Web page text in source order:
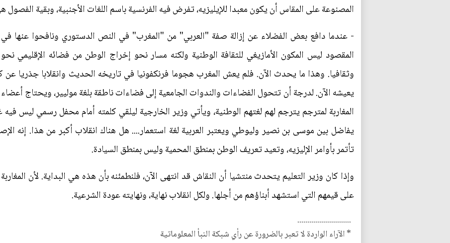
المصنوعة على المقاس أن يكون معبدا للإيليزيه، تفرض فيه الفرنسية باسم اللغات الأجنبية، وبقية
- عندما دافع بعض الفضلاء عن إزالة صفة "العربي" من "المغرب" في النص الدستوري ونافحوا عنها في
المقصود ليس المكون الأمازيغي للثقافة الوطنية ولكنه مسار نحو إخراج الوطن من فضائه الإقليمي
وثقافيا. وهذا ما يحدث الآن. فلم يعش المغرب هجوما فرنكفونيا في تاريخه الحديث وانقلابا جذريا عن
يعيشه الآن. لدرجة أن تتحول الفضاءات والندوات الجامعية إلى فضاءات ناطقة بلغة موليير، ويحتاج
المغاربة لمترجم يترجم لهم لغتهم الوطنية، ويأتي وزير الخارجية ليلقي كلمته أمام محفل رسمي ليس فيه
يفاضل بين موسى بن نصير وليوطي ويعتبر العربية لغة استعمار.... هل هناك انقلاب أكبر من هذا. إنه
تأتمر بأوامر الإليزيه، وتعيد تعريف الوطن بمنطق المحمية وليس بمنطق السيادة.
وإذا كان وزير التعليم يتحدث منتشيا أن النقاش قد انتهى الآن، فلنطمئنه بأن هذه هي البداية. لأن
على قيمهم التي استشهد أبناؤهم من أجلها. ولكل انقلاب نهاية، ونهايته عودة الشرعية.
...........................
* الآراء الواردة لا تعبر بالضرورة عن رأي شبكة النبأ المعلوماتية